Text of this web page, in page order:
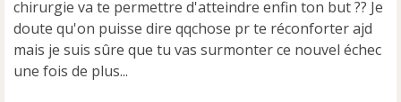
chirurgie va te permettre d'atteindre enfin ton but ?? Je
doute qu'on puisse dire qqchose pr te réconforter ajd
mais je suis sûre que tu vas surmonter ce nouvel échec
une fois de plus...